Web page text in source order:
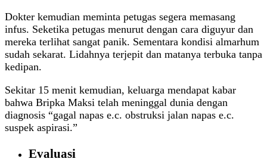
Dokter kemudian meminta petugas segera memasang
infus. Seketika petugas menurut dengan cara diguyur dan
mereka terlihat sangat panik. Sementara kondisi almarhum
sudah sekarat. Lidahnya terjepit dan matanya terbuka tanpa
kedipan.
Sekitar 15 menit kemudian, keluarga mendapat kabar
bahwa Bripka Maksi telah meninggal dunia dengan
diagnosis “gagal napas e.c. obstruksi jalan napas e.c.
suspek aspirasi.”
Evaluasi